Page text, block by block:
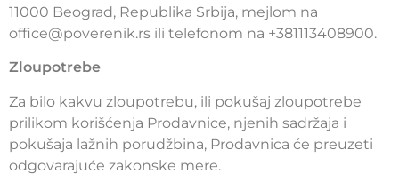
11000 Beograd, Republika Srbija, mejlom na
office@poverenik.rs ili telefonom na +381113408900.
Zloupotrebe
Za bilo kakvu zloupotrebu, ili pokušaj zloupotrebe
prilikom korišćenja Prodavnice, njenih sadržaja i
pokušaja lažnih porudžbina, Prodavnica će preuzeti
odgovarajuće zakonske mere.